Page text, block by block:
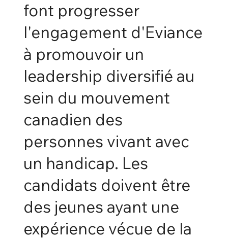
font progresser
l'engagement d'Eviance
à promouvoir un
leadership diversifié au
sein du mouvement
canadien des
personnes vivant avec
un handicap. Les
candidats doivent être
des jeunes ayant une
expérience vécue de la